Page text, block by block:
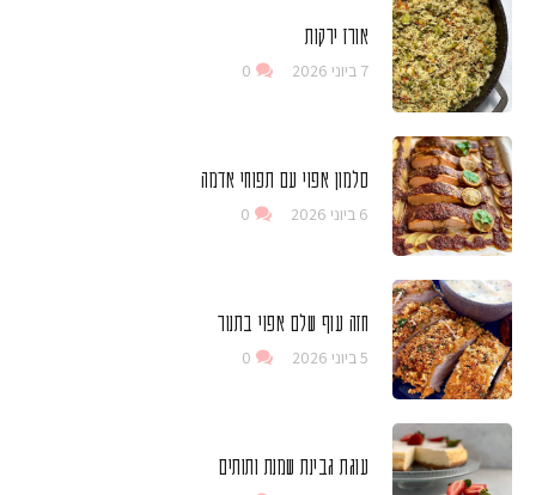
אורז ירקות
7 ביוני 2026 0
סלמון אפוי עם תפוחי אדמה
6 ביוני 2026 0
חזה עוף שלם אפוי בתנור
5 ביוני 2026 0
עוגת גבינת שמנת ותותים